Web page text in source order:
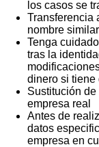
los casos se
Transferencia
nombre similar
Tenga
tras la
dinero si tiene
Sustitución
empresa real
Antes de
datos
empresa en